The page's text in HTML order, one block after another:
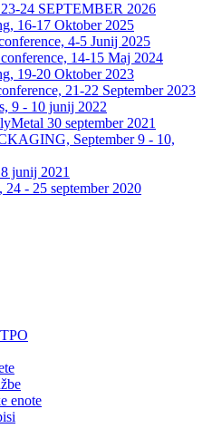
24 SEPTEMBER 2026
16-17 Oktober 2025
4-5 Junij 2025
14-15 Maj 2024
19-20 Oktober 2023
21-22 September 2023
9 - 10 junij 2022
30 september 2021
September 9 - 10,
junij 2021
- 25 september 2020
enote